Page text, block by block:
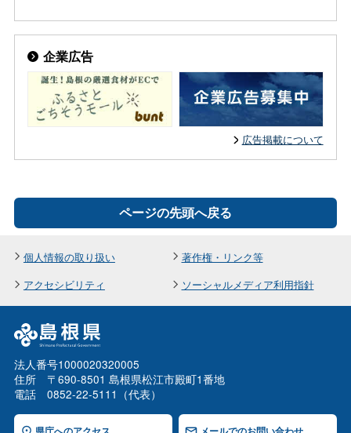
企業広告
広告掲載について
ページの先頭へ戻る
個人情報の取り扱い
著作権・リンク等
アクセシビリティ
ソーシャルメディア利用指針
法人番号1000020320005
住所 〒690-8501 島根県松江市殿町1番地
電話 0852-22-5111（代表）